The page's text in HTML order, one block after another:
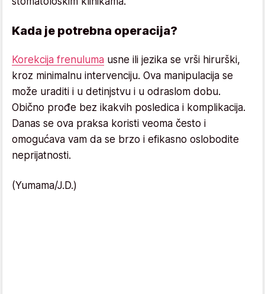
Kada je potrebna operacija?
Korekcija frenuluma usne ili jezika se vrši hirurški,
kroz minimalnu intervenciju. Ova manipulacija se
može uraditi i u detinjstvu i u odraslom dobu.
Obično prođe bez ikakvih posledica i komplikacija.
Danas se ova praksa koristi veoma često i
omogućava vam da se brzo i efikasno oslobodite
neprijatnosti.
(Yumama/J.D.)